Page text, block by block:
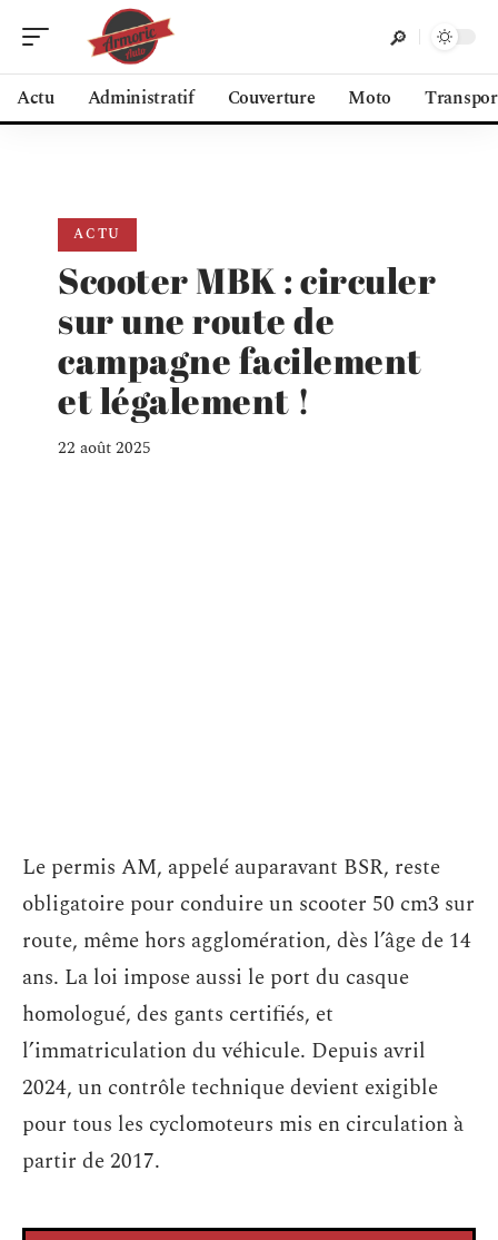
Actu Administratif Couverture Moto
ACTU
Scooter MBK : circuler
sur une route de
campagne facilement
et légalement !
22 août 2025
Le permis AM, appelé auparavant BSR, reste
obligatoire pour conduire un scooter 50 cm3 sur
route, même hors agglomération, dès l’âge de 14
ans. La loi impose aussi le port du casque
homologué, des gants certifiés, et
l’immatriculation du véhicule. Depuis avril
2024, un contrôle technique devient exigible
pour tous les cyclomoteurs mis en circulation à
partir de 2017.